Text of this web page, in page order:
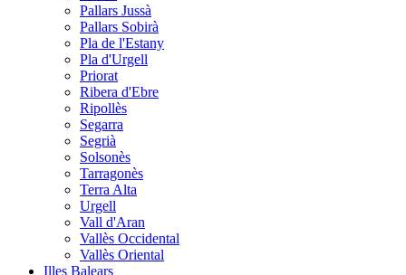
Pallars Jussà
Pallars Sobirà
Pla de l'Estany
Pla d'Urgell
Priorat
Ribera d'Ebre
Ripollès
Segarra
Segrià
Solsonès
Tarragonès
Terra Alta
Urgell
Vall d'Aran
Vallès Occidental
Vallès Oriental
Illes Balears